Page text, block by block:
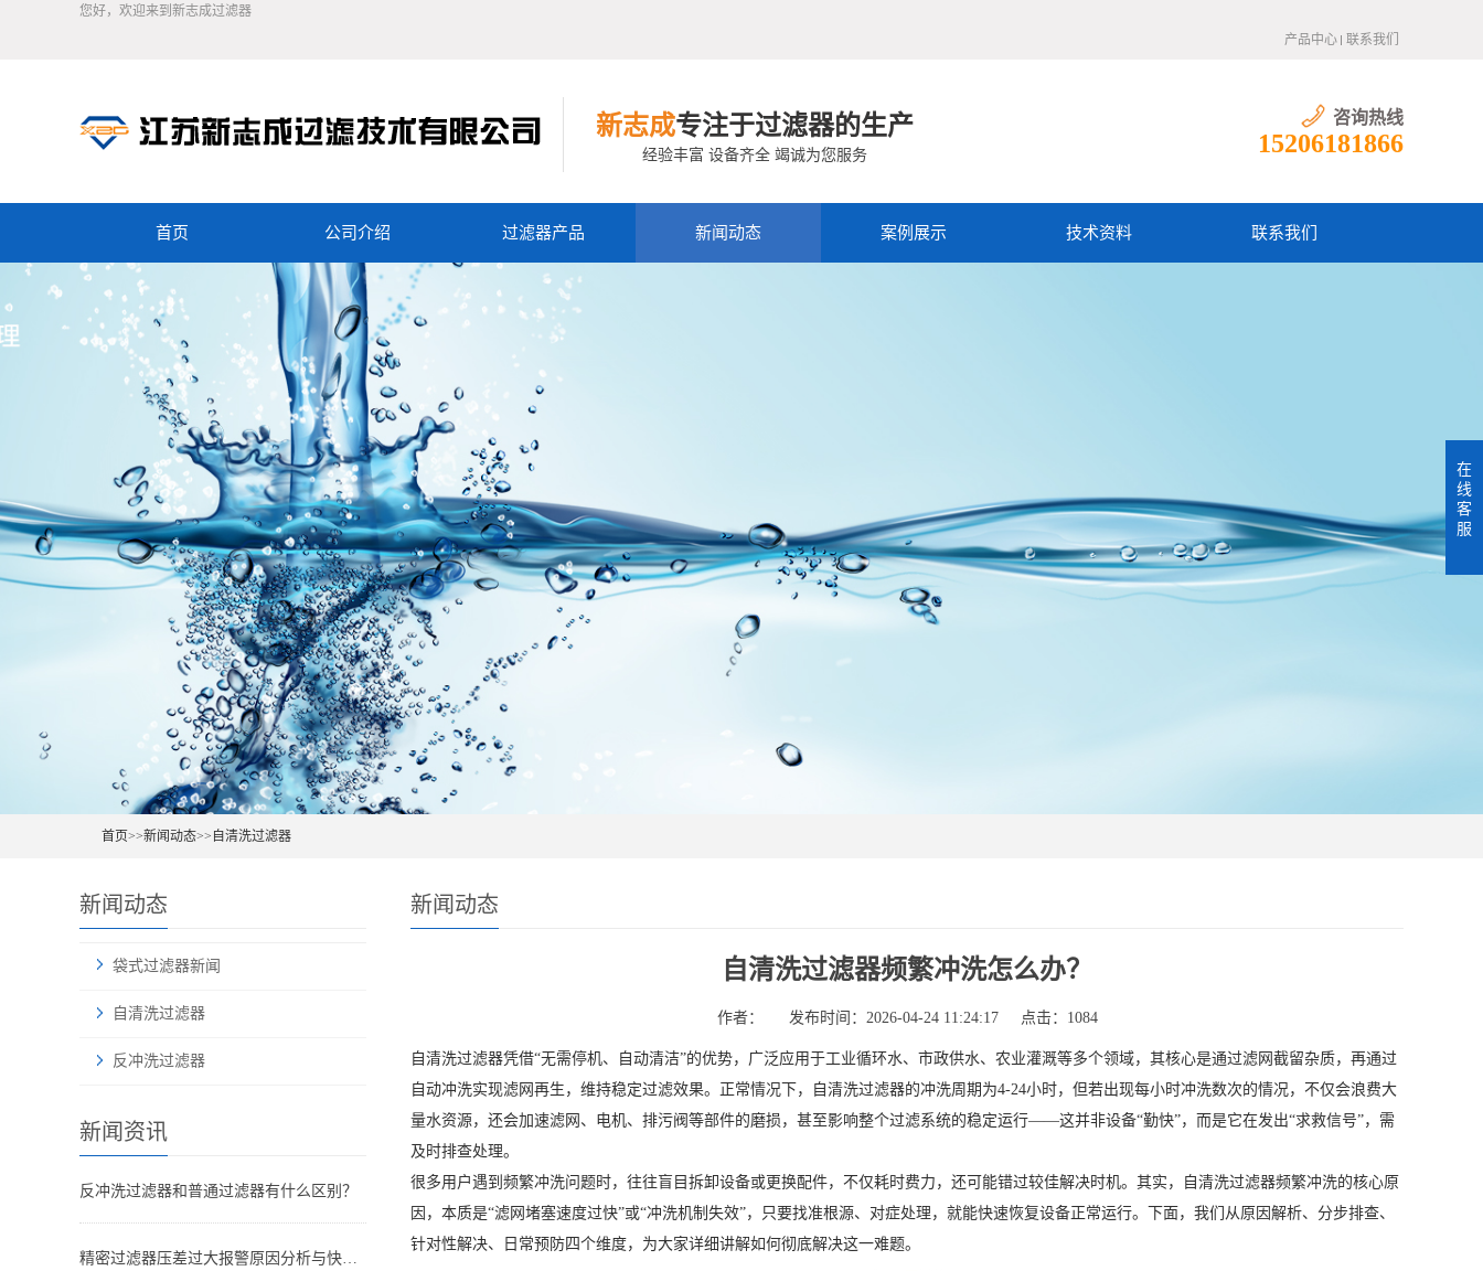
您好，欢迎来到新志成过滤器
产品中心 联系我们
新志成专注于过滤器的生产
经验丰富 设备齐全 竭诚为您服务
咨询热线
15206181866
首页 公司介绍 过滤器产品 新闻动态 案例展示 技术资料 联系我们
首页>>新闻动态>> 自清洗过滤器
新闻动态
袋式过滤器新闻
自清洗过滤器
反冲洗过滤器
新闻资讯
反冲洗过滤器和普通过滤器有什么区别？
精密过滤器压差过大报警原因分析与快速处理方法
新闻动态
自清洗过滤器频繁冲洗怎么办？
作者： 发布时间：2026-04-24 11:24:17 点击：1084
自清洗过滤器凭借“无需停机、自动清洁”的优势，广泛应用于工业循环水、市政供水、农业灌溉等多个领域，其核心是通过滤网截留杂质，再通过
自动冲洗实现滤网再生，维持稳定过滤效果。正常情况下，自清洗过滤器的冲洗周期为4-24小时，但若出现每小时冲洗数次的情况，不仅会浪费大
量水资源，还会加速滤网、电机、排污阀等部件的磨损，甚至影响整个过滤系统的稳定运行——这并非设备“勤快”，而是它在发出“求救信号”，需
及时排查处理。
很多用户遇到频繁冲洗问题时，往往盲目拆卸设备或更换配件，不仅耗时费力，还可能错过较佳解决时机。其实，自清洗过滤器频繁冲洗的核心原
因，本质是“滤网堵塞速度过快”或“冲洗机制失效”，只要找准根源、对症处理，就能快速恢复设备正常运行。下面，我们从原因解析、分步排查、
针对性解决、日常预防四个维度，为大家详细讲解如何彻底解决这一难题。
在
线
客
服